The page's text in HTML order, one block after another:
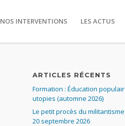
NOS INTERVENTIONS LES ACTUS
ARTICLES RÉCENTS
Formation : Éducation
utopies (automne 2026)
Le petit procès du militantisme
20 septembre 2026